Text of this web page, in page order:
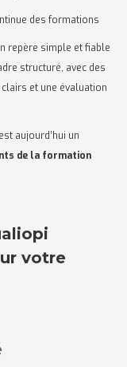
des formations
repère simple et fiable
structuré, avec des
et une évaluation
aujourd’hui un
de la formation
votre